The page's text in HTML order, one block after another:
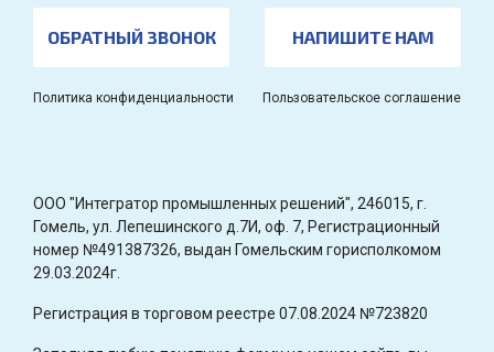
ОБРАТНЫЙ ЗВОНОК НАПИШИТЕ НАМ
Политика конфиденциальности Пользовательское соглашение
OOO "Интегратор промышленных решений", 246015, г.
Гомель, ул. Лепешинского д.7И, оф. 7, Регистрационный
номер №491387326, выдан Гомельским горисполкомом
29.03.2024г.
Регистрация в торговом реестре 07.08.2024 №723820